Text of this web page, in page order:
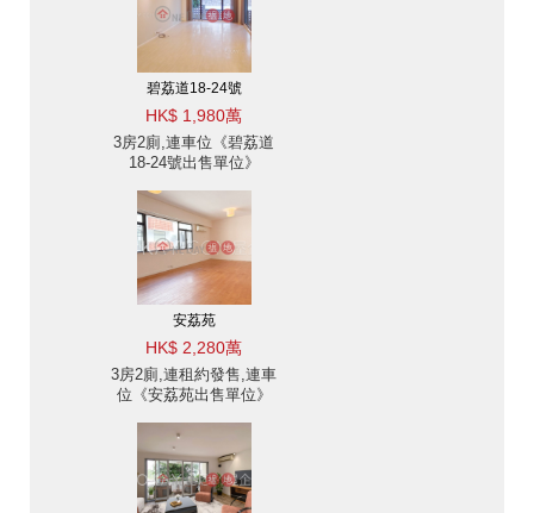
碧荔道18-24號
HK$ 1,980萬
3房2廁,連車位《碧荔道
18-24號出售單位》
安荔苑
HK$ 2,280萬
3房2廁,連租約發售,連車
位《安荔苑出售單位》